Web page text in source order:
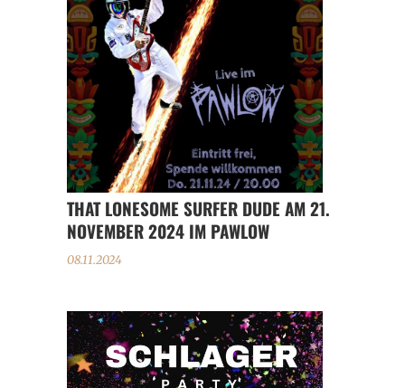
THAT LONESOME SURFER DUDE AM 21.
NOVEMBER 2024 IM PAWLOW
08.11.2024